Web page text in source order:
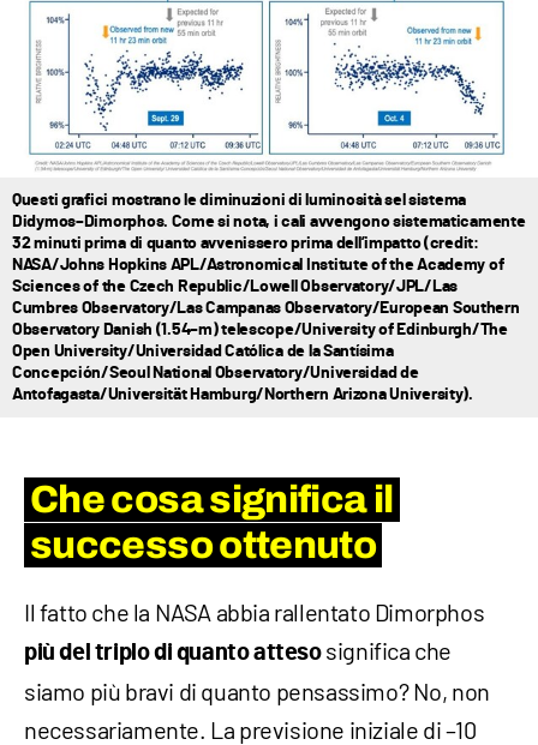
Questi grafici mostrano le diminuzioni di luminosità sel sistema
Didymos–Dimorphos. Come si nota, i cali avvengono sistematicamente
32 minuti prima di quanto avvenissero prima dell’impatto (credit:
NASA/Johns Hopkins APL/Astronomical Institute of the Academy of
Sciences of the Czech Republic/Lowell Observatory/JPL/Las
Cumbres Observatory/Las Campanas Observatory/European Southern
Observatory Danish (1.54–m) telescope/University of Edinburgh/The
Open University/Universidad Católica de la Santísima
Concepción/Seoul National Observatory/Universidad de
Antofagasta/Universität Hamburg/Northern Arizona University).
Che cosa significa il
successo ottenuto
Il fatto che la NASA abbia rallentato Dimorphos
più del triplo di quanto attesosignifica che
siamo più bravi di quanto pensassimo? No, non
necessariamente. La previsione iniziale di –10